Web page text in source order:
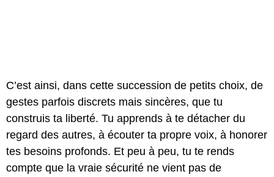
C’est ainsi, dans cette succession de petits choix, de
gestes parfois discrets mais sincères, que tu
construis ta liberté. Tu apprends à te détacher du
regard des autres, à écouter ta propre voix, à honorer
tes besoins profonds. Et peu à peu, tu te rends
compte que la vraie sécurité ne vient pas de